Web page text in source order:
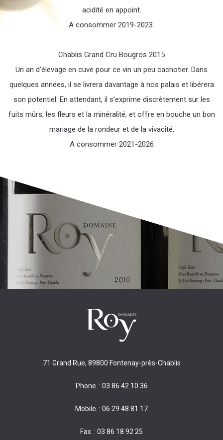
acidité en appoint.
A consommer 2019-2023.
Chablis Grand Cru Bougros 2015
Un an d'élevage en cuve pour ce vin un peu cachotier. Dans
quelques années, il se livrera davantage à nos palais et libérera
son potentiel. En attendant, il s'exprime discrètement sur les
fuits mûrs, les fleurs et la minéralité, et offre en bouche un bon
mariage de la rondeur et de la vivacité.
A consommer 2021-2026
71 Grand Rue, 89800 Fontenay-près-Chablis
Phone. : 03 86 42 10 36
Mobile. : 06 29 48 81 17
Fax. : 03 86 18 92 25